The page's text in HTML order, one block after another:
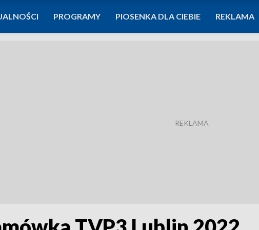
PROGRAMY PIOSENKA DLA CIEBIE REKLAMA